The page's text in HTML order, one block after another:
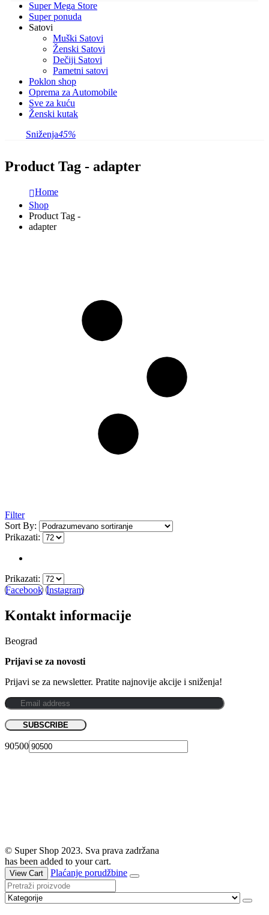
Super Mega Store
Super ponuda
Satovi
Muški Satovi
Ženski Satovi
Dečiji Satovi
Pametni satovi
Poklon shop
Oprema za Automobile
Sve za kuću
Ženski kutak
Sniženja45%
Product Tag - adapter
Home
Shop
Product Tag -
adapter
Filter
Sort By:
Prikazati:
Prikazati:
Facebook Instagram
Kontakt informacije
Beograd
Prijavi se za novosti
Prijavi se za newsletter. Pratite najnovije akcije i sniženja!
90500
© Super Shop 2023. Sva prava zadržana
has been added to your cart.
View Cart Plaćanje porudžbine